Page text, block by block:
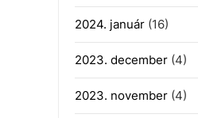
2024. január(16)
2023. december(4)
2023. november(4)